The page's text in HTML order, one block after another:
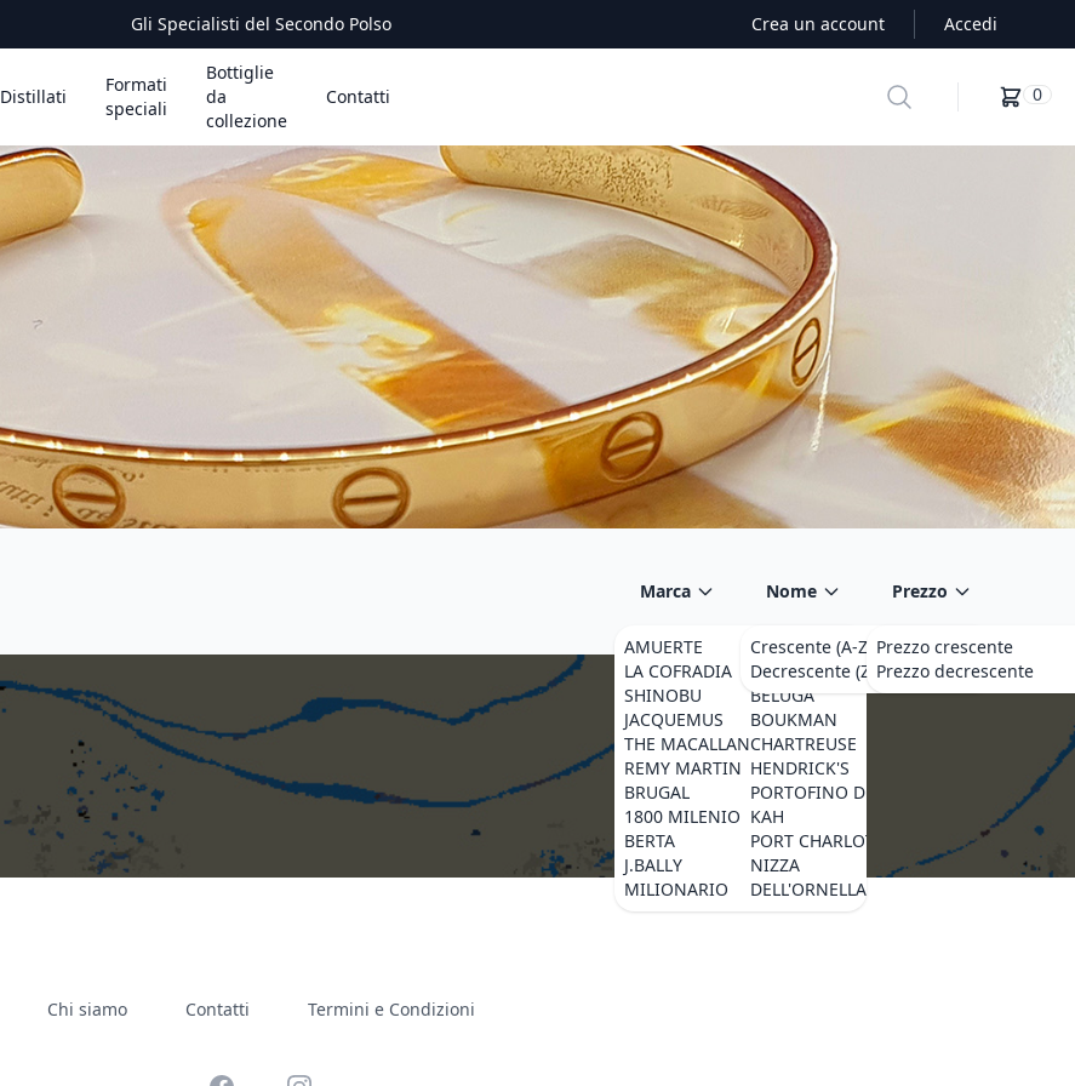
Gli Specialisti del Secondo Polso Crea un account Accedi
Distillati
Formati
speciali
Bottiglie
da
collezione
Contatti Search 0
Marca
AMUERTE
LA COFRADIA
SHINOBU
JACQUEMUS
THE MACALLAN
REMY MARTIN
BRUGAL
1800 MILENIO
BERTA
J.BALLY
MILIONARIO
MILLIONARIO
OCTOMORE
BELUGA
BOUKMAN
CHARTREUSE
HENDRICK'S
PORTOFINO DRY GIN
KAH
PORT CHARLOTTE
NIZZA
DELL'ORNELLAIA
AMARA
J.ROSE
SONG CAI
LIQUORI
WA BI GIN
SGRAPPA
BLUECOAT
Nome
Crescente (A-Z)
Decrescente (Z-A)
Prezzo
Prezzo crescente
Prezzo decrescente
Chi siamo Contatti Termini e Condizioni